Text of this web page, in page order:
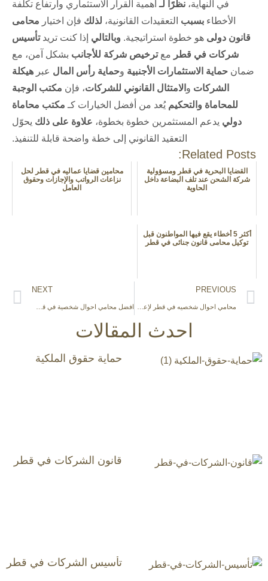
في النهاية، نظرًا لـأهمية القرار الاستثماري وارتفاع تكلفة
الأخطاء بسبب التعقيدات القانونية، لذلك فإن اختيار محامى
قانون دولى هو خطوة استراتيجية. وبالتالي إذا كنت تريدتأسيس
شركات في قطر معترخيص شركة للأجانب بشكل آمن، مع
ضمان حماية الاستثمارات الأجنبية وحماية رأس المال عبر هيكلة
الشركات و الامتثال القانوني للشركات، فإن مكتب الوجبة
للمحاماة والتحكيم يُعد من أفضل الخيارات كـ مكتب محاماة
دولي يدعم المستثمرين خطوة بخطوة، علاوة على ذلك يحوّل
التعقيد القانوني إلى خطة واضحة قابلة للتنفيذ.
Related Posts:
القضايا البحرية في قطر ومسؤولية
شركة الشحن عند تلف البضاعة داخل
الحاوية
محامين قضايا عماليه في قطر لحل
نزاعات الرواتب والإجازات وحقوق
العامل
أكثر 5 أخطاء يقع فيها المواطنون قبل
توكيل محامى قانون جنائى في قطر
PREVIOUS
NEXT
احدث المقالات
حماية حقوق الملكية
قانون الشركات في قطر
تأسيس الشركات في قطر